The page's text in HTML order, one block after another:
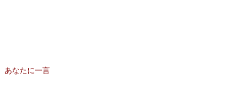
あなたに一言